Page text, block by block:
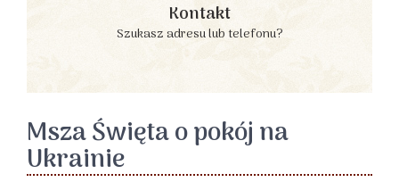
Kontakt
Szukasz adresu lub telefonu?
Msza Święta o pokój na
Ukrainie